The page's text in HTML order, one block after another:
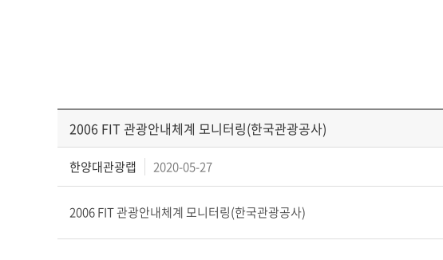
2006 FIT 관광안내체계 모니터링(한국관광공사)
한양대관광랩 2020-05-27
2006 FIT 관광안내체계 모니터링(한국관광공사)